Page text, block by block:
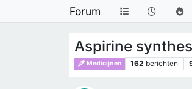
Forum
Aspirine
Medicijnen 162 berichten